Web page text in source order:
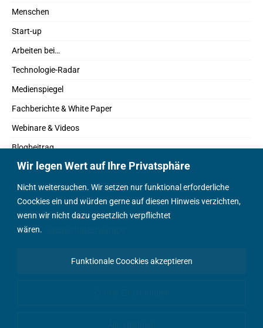
Wir legen Wert auf Ihre Privatsphäre
Nicht weitersuchen. Wir setzen nur funktional erforderliche
Coockies ein und würden gerne auf diesen Hinweis verzichten,
wenn wir nicht dazu gesetzlich verpflichtet
wären.
Funktionale Coockies akzeptieren
Menschen
Start-up
Arbeiten bei…
Technologie-Radar
Medienspiegel
Fachberichte & White Paper
Webinare & Videos
Blogbeitrag
Fachbücher
Marktreport
Podcasts
Positionspapier
English Content